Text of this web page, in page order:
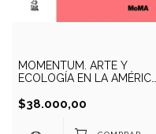
MOMENTUM. ARTE Y
ECOLOGÍA EN LA AMÉRICA
$38.000,00